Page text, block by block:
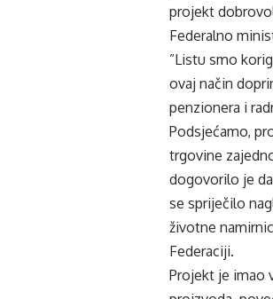
projekt
Federalno
”Listu smo
ovaj način
penzionera i
Podsjećamo,
trgovine
dogovorilo je
se spriječilo
životne
Federaciji.
Projekt je imao